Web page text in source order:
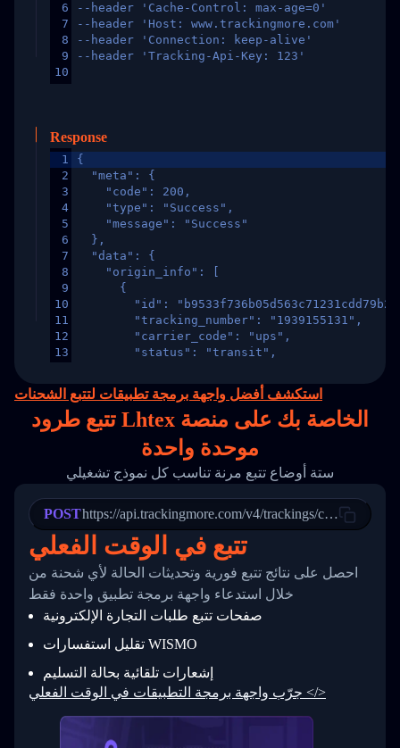
6
7
8
9
10
--header 'Cache-Control: max-age=0'
--header 'Host: www.trackingmore.com'
--header 'Connection: keep-alive'
--header 'Tracking-Api-Key: 123'
Response
1
2
3
4
5
6
7
8
9
10
11
12
13
15
16
17
18
21
22
23
24
25
27
28
29
30
31
33
34
{
  "meta": {
    "code": 200,
    "type": "Success",
    "message": "Success"
  },
  "data": {
    "origin_info": [
      {
"id":
        "tracking_number": "1939155131",
        "carrier_code": "ups",
        "status": "transit",
"destination_country": "United
        "itemTimeLength": 2,
        "weblink": "",
        "phone": null,
        "trackinfo": [
          {
            "Date": "2017-03-08 04: 22: 00",
"StatusDescription": "Departed
"Details": "Departed Facility
          },
          {
            "Date": "2017-03-06 15:28:00",
"StatusDescription": "Shipment
"Details": "BEIJING-
          }
        ]
      }
  }
}
استكشف أفضل واجهة برمجة تطبيقات لتتبع الشحنات
تتبع طرود Lhtex الخاصة بك على منصة
موحدة واحدة
ستة أوضاع تتبع مرنة تناسب كل نموذج تشغيلي
POSThttps://api.trackingmore.com/v4/trackings/create
تتبع في الوقت الفعلي
احصل على نتائج تتبع فورية وتحديثات الحالة لأي شحنة من
خلال استدعاء واجهة برمجة تطبيق واحدة فقط
صفحات تتبع طلبات التجارة الإلكترونية
تقليل استفسارات WISMO
إشعارات تلقائية بحالة التسليم
جرّب واجهة برمجة التطبيقات في الوقت الفعلي </>